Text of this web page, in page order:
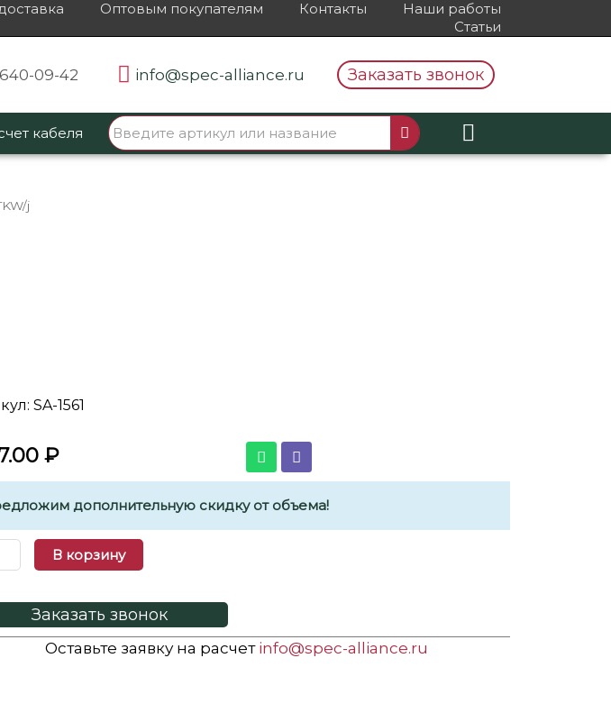
Оптовым покупателям Контакты
Наши работы
Статьи
09-42 info@spec-alliance.ru Заказать звонок
кабеля
j
SA-1561
₽
дополнительную скидку от объема!
В корзину
Заказать звонок
Оставьте заявку на расчет info@spec-alliance.ru